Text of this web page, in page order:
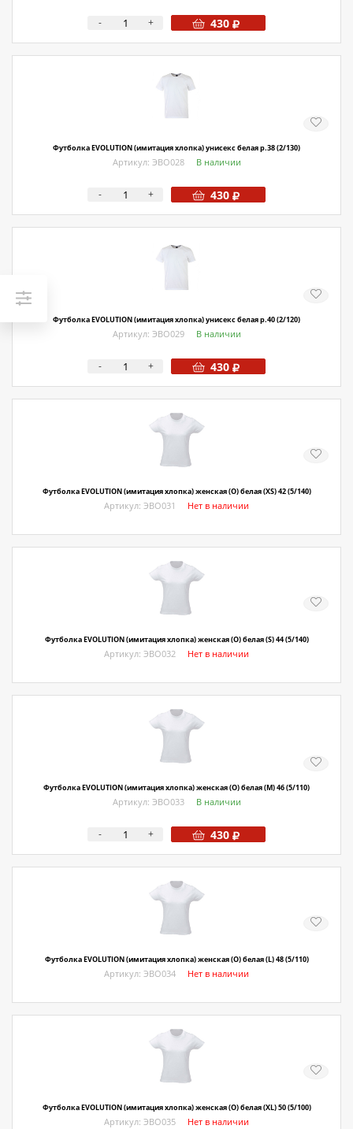
- + 430
Футболка EVOLUTION (имитация хлопка) унисекс белая р.38 (2/130)
Артикул: ЭВО028 В наличии
- + 430
Футболка EVOLUTION (имитация хлопка) унисекс белая р.40 (2/120)
Артикул: ЭВО029 В наличии
- + 430
Футболка EVOLUTION (имитация хлопка) женская (O) белая (XS) 42 (5/140)
Артикул: ЭВО031 Нет в наличии
Футболка EVOLUTION (имитация хлопка) женская (O) белая (S) 44 (5/140)
Артикул: ЭВО032 Нет в наличии
Футболка EVOLUTION (имитация хлопка) женская (O) белая (M) 46 (5/110)
Артикул: ЭВО033 В наличии
- + 430
Футболка EVOLUTION (имитация хлопка) женская (O) белая (L) 48 (5/110)
Артикул: ЭВО034 Нет в наличии
Футболка EVOLUTION (имитация хлопка) женская (O) белая (XL) 50 (5/100)
Артикул: ЭВО035 Нет в наличии